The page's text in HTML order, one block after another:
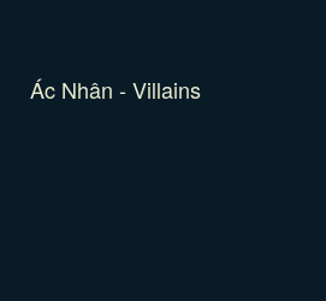
Ác Nhân - Villains